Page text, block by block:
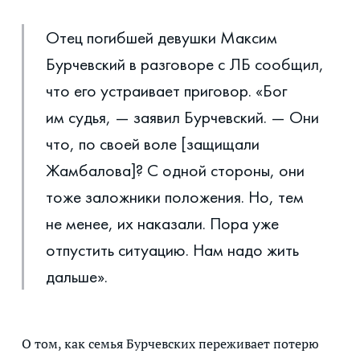
Отец погибшей девушки Максим
Бурчевский в разговоре с ЛБ сообщил,
что его устраивает приговор. «Бог
им судья, — заявил Бурчевский. — Они
что, по своей воле [защищали
Жамбалова]? С одной стороны, они
тоже заложники положения. Но, тем
не менее, их наказали. Пора уже
отпустить ситуацию. Нам надо жить
дальше».
О том, как семья Бурчевских переживает потерю